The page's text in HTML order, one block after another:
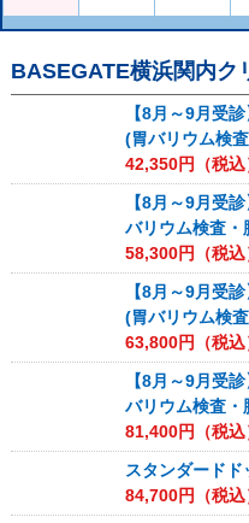
BASEGATE横浜関内ク
【8月～9月受
(胃バリウム検
42,350円（税込
【8月～9月受
バリウム検査・
58,300円（税込
【8月～9月受
(胃バリウム検
63,800円（税込
【8月～9月受
バリウム検査
81,400円（税込
スタンダードド
84,700円（税込